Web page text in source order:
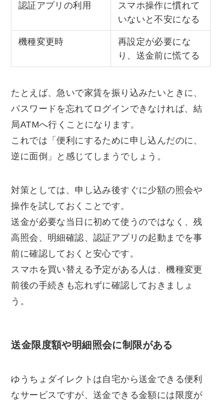
認証アプリの利用
スマホ操作に慣れて
いないと不安になる
機種変更時
再設定が必要にな
り、送金前に慌てる
たとえば、急いで家賃を振り込みたいときに、
パスワードを忘れてログインできなければ、結
局ATMへ行くことになります。
これでは「便利にするために申し込んだのに、
逆に面倒」と感じてしまうでしょう。
対策としては、申し込み後すぐに少額の照会や
操作を試しておくことです。
送金が必要な当日に初めて使うのではなく、残
高照会、明細確認、認証アプリの起動までを事
前に確認しておくと安心です。
スマホを買い替える予定がある人は、機種変更
前後の手続きも忘れずに確認しておきましょ
う。
送金限度額や明細照会に制限がある
ゆうちょダイレクトは自宅から送金できる便利
なサービスですが、送金できる金額には限度が